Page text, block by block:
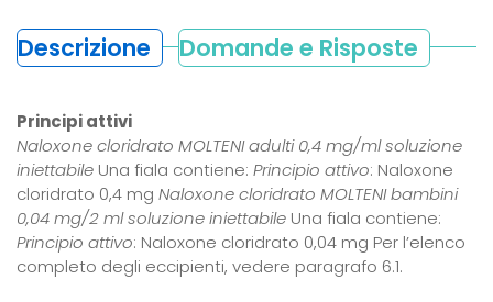
Descrizione Domande e Risposte
Principi attivi
Naloxone cloridrato MOLTENI adulti 0,4 mg/ml soluzione
iniettabile Una fiala contiene: Principio attivo: Naloxone
cloridrato 0,4 mg Naloxone cloridrato MOLTENI bambini
0,04 mg/2 ml soluzione iniettabile Una fiala contiene:
Principio attivo: Naloxone cloridrato 0,04 mg Per l’elenco
completo degli eccipienti, vedere paragrafo 6.1.